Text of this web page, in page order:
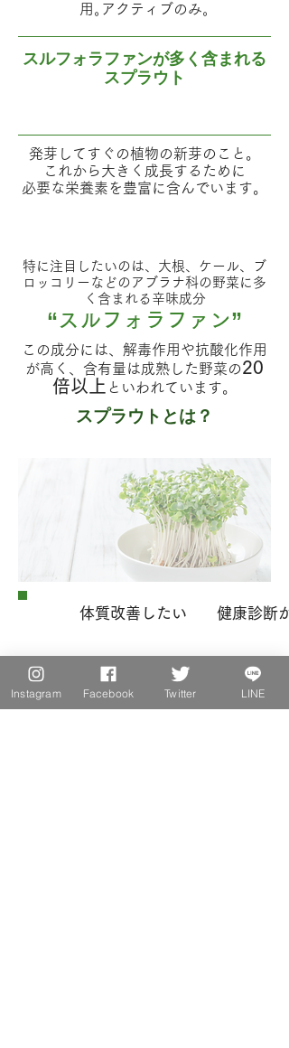
用｡アクティブのみ｡
スルフォラファンが多く含まれる
スプラウト
発芽してすぐの植物の新芽のこと。
これから大きく成長するために
必要な栄養素を豊富に含んでいます。
特に注目したいのは、大根、ケール、ブ
ロッコリーなどのアブラナ科の野菜に多
く含まれる辛味成分
“スルフォラファン”
この成分には、解毒作用や抗酸化作用
が高く、含有量は成熟した野菜の20
倍以上 といわれています。
スプラウトとは？
体質改善したい 健康診断
Instagram Facebook Twitter LINE